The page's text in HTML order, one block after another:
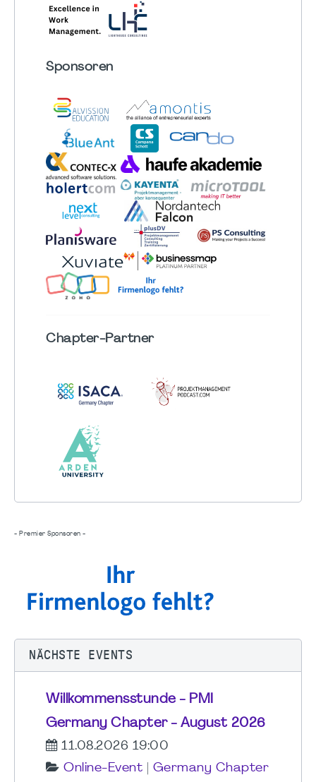
Sponsoren
Chapter-Partner
- Premier Sponsoren -
NÄCHSTE EVENTS
Willkommensstunde - PMI
Germany Chapter - August 2026
11.08.2026 19:00
Online-Event
Germany Chapter